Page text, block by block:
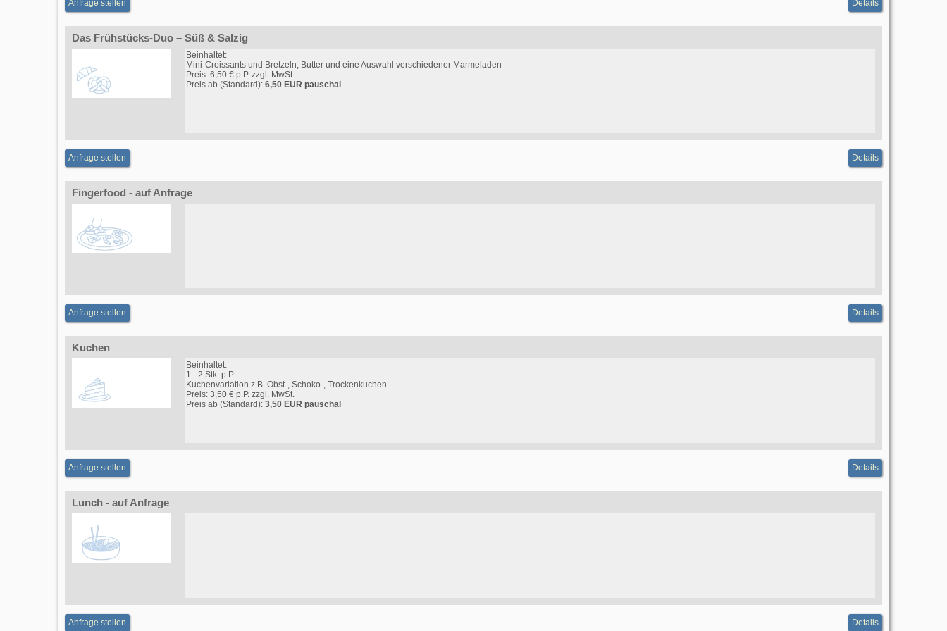
Anfrage stellen Details
Das Frühstücks-Duo – Süß & Salzig
Beinhaltet:
Mini-Croissants und Bretzeln, Butter und eine Auswahl verschiedener Marmeladen
Preis: 6,50 € p.P. zzgl. MwSt.
Preis ab (Standard): 6,50 EUR pauschal
Anfrage stellen Details
Fingerfood - auf Anfrage
Anfrage stellen Details
Kuchen
Beinhaltet:
1 - 2 Stk. p.P.
Kuchenvariation z.B. Obst-, Schoko-, Trockenkuchen
Preis: 3,50 € p.P. zzgl. MwSt.
Preis ab (Standard): 3,50 EUR pauschal
Anfrage stellen Details
Lunch - auf Anfrage
Anfrage stellen Details